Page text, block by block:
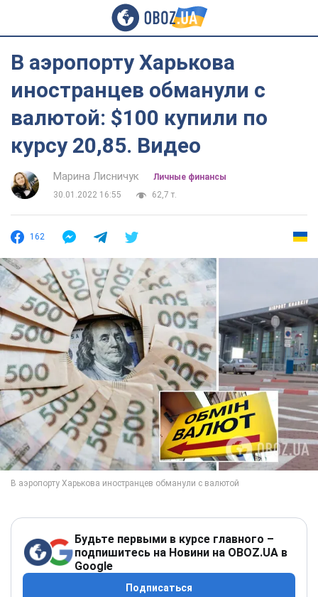
В аэропорту Харькова
иностранцев обманули с
валютой: $100 купили по
курсу 20,85. Видео
Марина Лисничук
Личные финансы
30.01.2022 16:55
62,7 т.
162
Будьте первыми в курсе главного –
подпишитесь на Новини на OBOZ.UA в
Google
Подписаться